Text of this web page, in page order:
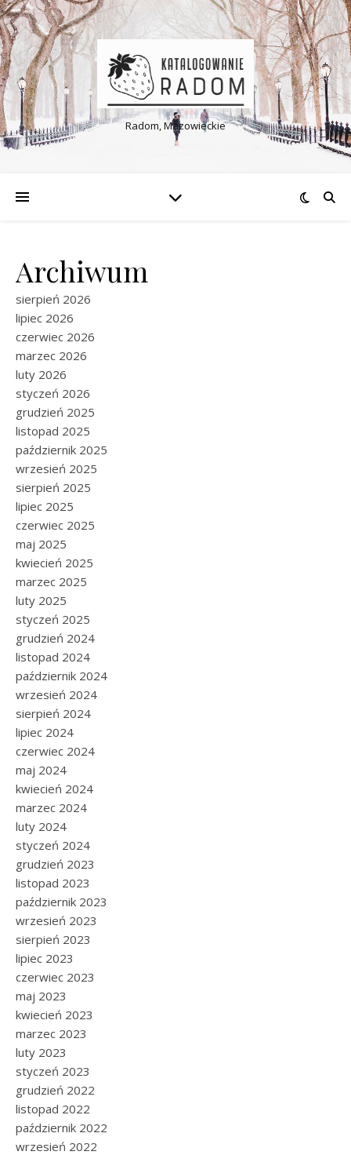
Radom, Mazowieckie
Archiwum
sierpień 2026
lipiec 2026
czerwiec 2026
marzec 2026
luty 2026
styczeń 2026
grudzień 2025
listopad 2025
październik 2025
wrzesień 2025
sierpień 2025
lipiec 2025
czerwiec 2025
maj 2025
kwiecień 2025
marzec 2025
luty 2025
styczeń 2025
grudzień 2024
listopad 2024
październik 2024
wrzesień 2024
sierpień 2024
lipiec 2024
czerwiec 2024
maj 2024
kwiecień 2024
marzec 2024
luty 2024
styczeń 2024
grudzień 2023
listopad 2023
październik 2023
wrzesień 2023
sierpień 2023
lipiec 2023
czerwiec 2023
maj 2023
kwiecień 2023
marzec 2023
luty 2023
styczeń 2023
grudzień 2022
listopad 2022
październik 2022
wrzesień 2022